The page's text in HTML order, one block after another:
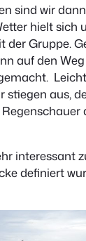
sind wir
hielt sich
Gruppe.
auf den
stiegen aus,
interessant
definiert